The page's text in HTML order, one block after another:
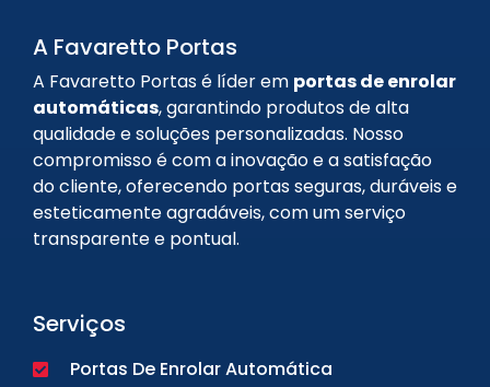
A Favaretto Portas
A Favaretto Portas é líder em portas de enrolar
automáticas, garantindo produtos de alta
qualidade e soluções personalizadas. Nosso
compromisso é com a inovação e a satisfação
do cliente, oferecendo portas seguras, duráveis e
esteticamente agradáveis, com um serviço
transparente e pontual.
Serviços
Portas De Enrolar Automática